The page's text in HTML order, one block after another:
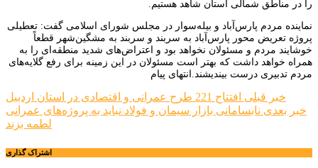
را در مناطق شمالی استان شاهد هستیم.
نماینده مردم پارس‌آباد و بیله‌سوار در مجلس شورای اسلامی گفت: تعطیلی
پروژه تعریض محور پارس‌آباد به سربند و سربند به مشگین‌شهر قطعاً
خوشایند مردم و مسئولان نخواهد بود و اعتراض‌های شدید منطقه‌ای را به
همراه خواهد داشت که بهتر است مسئولان در این زمینه برای رفع گلایه‌های
مردم تدبیری درست بیندیشند.انتهای پیام
راهبری
نوشته
خبر قبلی افتتاح 221 طرح عمرانی و اقتصادی در استان اردبیل
خبر بعدی نابسامانی بازار سیمان و فولاد نباید به پروژه‌های عمرانی
لطمه بزند
اشتراک گذاری